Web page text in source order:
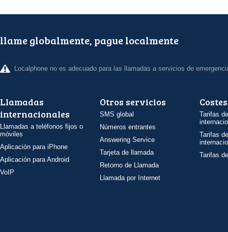
llame globalmente, pague localmente
Localphone no es adecuado para las llamadas a servicios de
Llamadas
internacionales
Llamadas a teléfonos fijos o
móviles
Aplicación para iPhone
Aplicación para Android
VoIP
Otros servicios
SMS global
Números entrantes
Answering Service
Tarjeta de llamada
Retorno de Llamada
Llamada por Internet
Costes
Tarifas
Tarifas
Tarifas